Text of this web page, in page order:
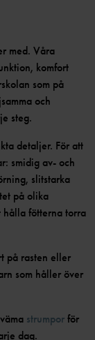
med. Våra
komfort
som på
och
steg.
detaljer. För att
smidig av- och
slitstarka
på olika
fötterna torra
på rasten eller
som håller över
strumporför
dag.